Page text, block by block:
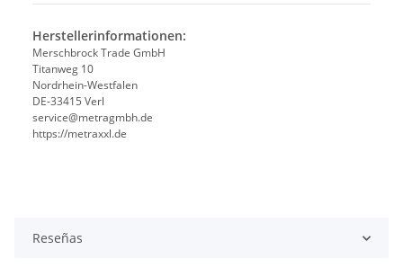
Herstellerinformationen:
Merschbrock Trade GmbH
Titanweg 10
Nordrhein-Westfalen
DE-33415 Verl
service@metragmbh.de
https://metraxxl.de
Reseñas